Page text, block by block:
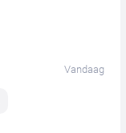
Vandaag